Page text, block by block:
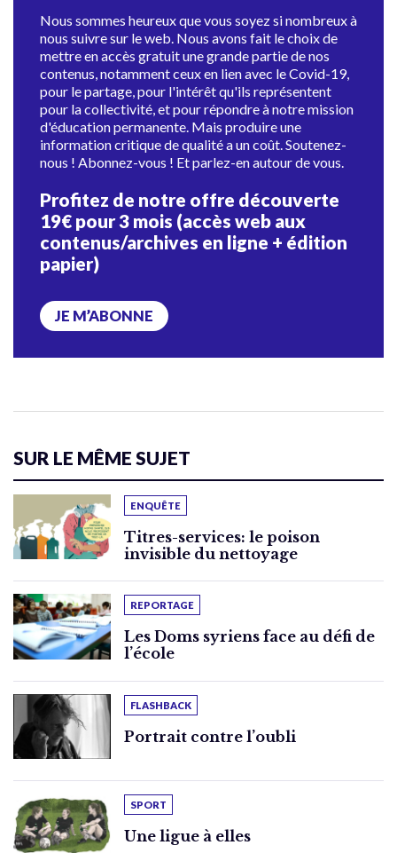
Nous sommes heureux que vous soyez si nombreux à
nous suivre sur le web. Nous avons fait le choix de
mettre en accès gratuit une grande partie de nos
contenus, notamment ceux en lien avec le Covid-19,
pour le partage, pour l'intérêt qu'ils représentent
pour la collectivité, et pour répondre à notre mission
d'éducation permanente. Mais produire une
information critique de qualité a un coût. Soutenez-
nous ! Abonnez-vous ! Et parlez-en autour de vous.
Profitez de notre offre découverte
19€ pour 3 mois (accès web aux
contenus/archives en ligne + édition
papier)
JE M’ABONNE
SUR LE MÊME SUJET
ENQUÊTE
Titres-services: le poison
invisible du nettoyage
REPORTAGE
Les Doms syriens face au défi de
l’école
FLASHBACK
Portrait contre l’oubli
SPORT
Une ligue à elles